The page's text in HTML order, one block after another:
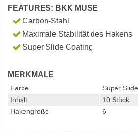
FEATURES: BKK MUSE
Carbon-Stahl
Maximale Stabilität des Hakens
Super Slide Coating
MERKMALE
Farbe
Super Slide
Inhalt
10 Stück
Hakengröße
6